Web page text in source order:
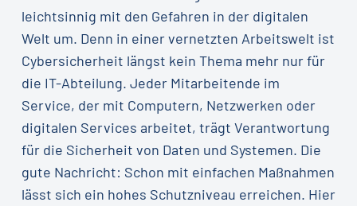
leichtsinnig mit den Gefahren in der digitalen
Welt um. Denn in einer vernetzten Arbeitswelt ist
Cybersicherheit längst kein Thema mehr nur für
die IT-Abteilung. Jeder Mitarbeitende im
Service, der mit Computern, Netzwerken oder
digitalen Services arbeitet, trägt Verantwortung
für die Sicherheit von Daten und Systemen. Die
gute Nachricht: Schon mit einfachen Maßnahmen
lässt sich ein hohes Schutzniveau erreichen. Hier